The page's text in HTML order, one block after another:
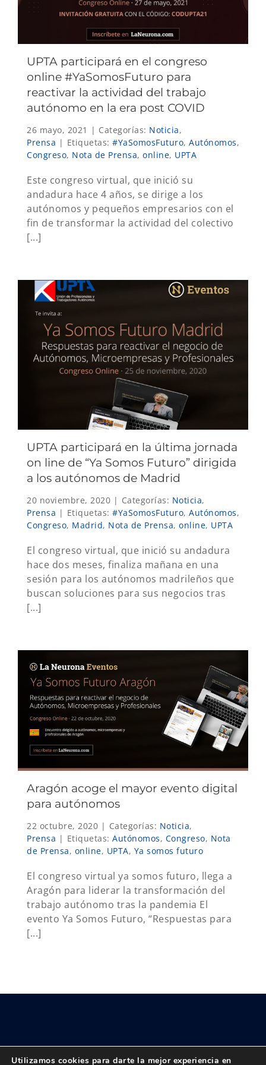
UPTA participará en el congreso
online #YaSomosFuturo para
reactivar la actividad del trabajo
autónomo en la era post COVID
26 mayo, 2021 | Categorías: Noticia,
Prensa | Etiquetas: #YaSomosFuturo, Autónomos,
Congreso, Nota de Prensa, online, UPTA
Este congreso virtual, que inició su
andadura hace 4 años, se dirige a los
autónomos y pequeños empresarios con el
fin de transformar la actividad del colectivo
[...]
UPTA participará en la última jornada
on line de “Ya Somos Futuro” dirigida
a los autónomos de Madrid
20 noviembre, 2020 | Categorías: Noticia,
Prensa | Etiquetas: #YaSomosFuturo, Autónomos,
Congreso, Madrid, Nota de Prensa, online, UPTA
El congreso virtual, que inició su andadura
hace dos meses, finaliza mañana en una
sesión para los autónomos madrileños que
buscan soluciones para sus negocios tras
[...]
Aragón acoge el mayor evento digital
para autónomos
22 octubre, 2020 | Categorías: Noticia,
Prensa | Etiquetas: Autónomos, Congreso, Nota
de Prensa, online, UPTA, Ya somos futuro
El congreso virtual ya somos futuro, llega a
Aragón para liderar la transformación del
trabajo autónomo tras la pandemia El
evento Ya Somos Futuro, “Respuestas para
[...]
Utilizamos cookies para darte la mejor experiencia en